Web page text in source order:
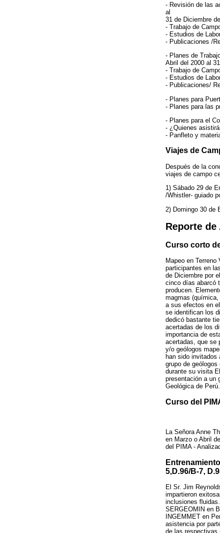
- Revisión de las
al
31 de Diciembre
- Trabajo de
- Estudios de
- Publicaciones /
- Planes de
Abril del 2000 al
- Trabajo de
- Estudios de
- Publicaciones/
- Planes para
- Planes para las
- Planes para el
- ¿Quienes
- Panfleto y
Viajes de
Después de la
viajes de campo
1) Sábado 29 de
/Whistler- guiado
2) Domingo 30 de
Reporte
Curso corto
Mapeo en
participantes en
de Diciembre por
cinco días abarcó
producen.
magmas
a sus efectos en
se identifican los
dedicó bastante
acertadas de los
importancia de
acertadas, que se
y/o geólogos
han sido invitados
grupo de
durante su visita
presentación a un
Geológica de Perú.
Curso del
La Señora Anne
en Marzo o Abril
del PIMA -
5,D.96/B-7,
El Sr. Jim
impartieron
inclusiones
SERGEOMIN en
INGEMMET en
asistencia por
de las respectivas